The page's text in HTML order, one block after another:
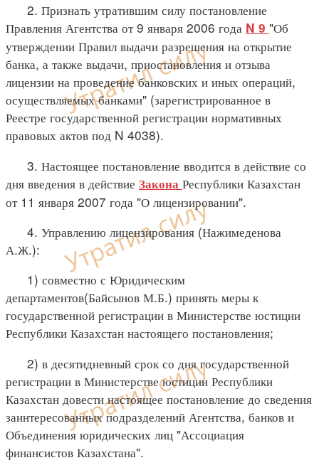
2. Признать утратившим силу постановление
Правления Агентства от 9 января 2006 года N 9 "Об
утверждении Правил выдачи разрешения на открытие
банка, а также выдачи, приостановления и отзыва
лицензии на проведение банковских и иных операций,
осуществляемых банками" (зарегистрированное в
Реестре государственной регистрации нормативных
правовых актов под N 4038).
3. Настоящее постановление вводится в действие со
дня введения в действие Закона Республики Казахстан
от 11 января 2007 года "О лицензировании".
4. Управлению лицензирования (Нажимеденова
А.Ж.):
1) совместно с Юридическим
департаментов(Байсынов М.Б.) принять меры к
государственной регистрации в Министерстве юстиции
Республики Казахстан настоящего постановления;
2) в десятидневный срок со дня государственной
регистрации в Министерстве юстиции Республики
Казахстан довести настоящее постановление до сведения
заинтересованных подразделений Агентства, банков и
Объединения юридических лиц "Ассоциация
финансистов Казахстана".